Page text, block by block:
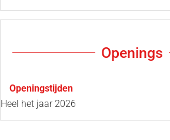
Openings
Openingstijden
Heel het jaar 2026